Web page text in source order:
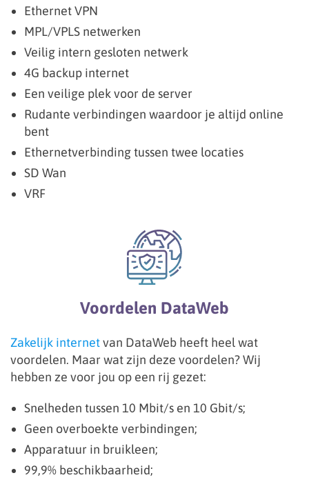
Ethernet VPN
MPL/VPLS netwerken
Veilig intern gesloten netwerk
4G backup internet
Een veilige plek voor de server
Rudante verbindingen waardoor je altijd online
bent
Ethernetverbinding tussen twee locaties
SD Wan
VRF
Voordelen DataWeb
Zakelijk internetvan DataWeb heeft heel wat
voordelen. Maar wat zijn deze voordelen? Wij
hebben ze voor jou op een rij gezet:
Snelheden tussen 10 Mbit/s en 10 Gbit/s;
Geen overboekte verbindingen;
Apparatuur in bruikleen;
99,9% beschikbaarheid;